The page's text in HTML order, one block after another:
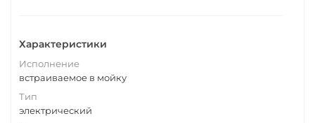
Характеристики
Исполнение
встраиваемое в мойку
Тип
электрический